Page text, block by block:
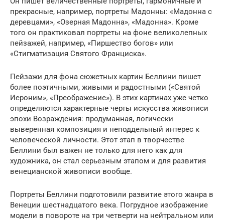
прекрасные, например, портреты Мадонны: «Мадонна с
деревцами», «Озерная Мадонна», «Мадонна». Кроме
того он практиковал портреты на фоне великолепных
пейзажей, например, «Пиршество богов» или
«Стигматизация Святого Франциска».
Пейзажи для фона сюжетных картин Беллини пишет
более поэтичными, живыми и радостными («Святой
Иероним», «Преображение»). В этих картинах уже четко
определяются характерные черты искусства живописи
эпохи Возраждения: продуманная, логически
выверенная композиция и неподдельный интерес к
человеческой личности. Этот этап в творчестве
Беллини был важен не только для него как для
художника, он стал серьезным этапом и для развития
венецианской живописи вообще.
Портреты Беллини подготовили развитие этого жанра в
Венеции шестнадцатого века. Погрудное изображение
модели в повороте на три четверти на нейтральном или